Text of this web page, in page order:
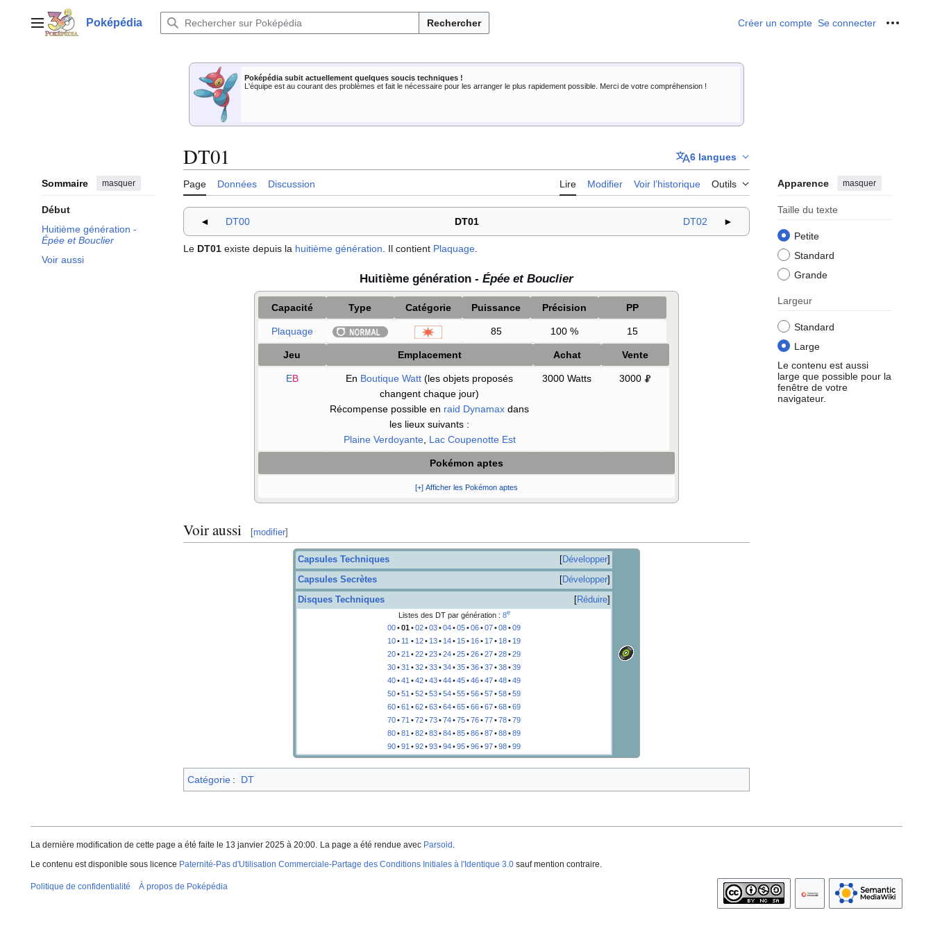
contenuMenu principalPoképédia Rechercher Créer un compte Se connecter Outils
Poképédia subit actuellement quelques soucis techniques !
L'équipe est au courant des problèmes et fait le nécessaire pour les arranger le plus rapidement possible. Merci de votre compréhension !
Sommaire masquer
Début
Huitième génération -
Épée et Bouclier
Voir aussi
DT01 6 langues
Page Données Discussion Lire Modifier Voir l’historique Outils Apparence masquer
Taille du texte
Petite
Standard
Grande
Largeur
Standard
Large
Le contenu est aussi
large que possible pour la
fenêtre de votre
navigateur.
◄ DT00 DT01 DT02 ►
Le DT01 existe depuis la huitième génération . Il contient Plaquage
Huitième génération - Épée et Bouclier
Capacité Type Catégorie Puissance Précision PP
Plaquage 85 100 % 15
Jeu Emplacement Achat Vente
EB En Boutique Watt (les objets proposés
changent chaque jour)
Récompense possible en raid Dynamax dans
les lieux suivants :
Plaine Verdoyante, Lac Coupenotte Est
3000 Watts 3000
Pokémon aptes
[+] Afficher les Pokémon aptes
Voir aussi [modifier]
Développer
Capsules Techniques
Développer
Capsules Secrètes
Réduire
Disques Techniques
Listes des DT par génération : 8e
00•01 •02•03•04•05•06•07•08•09
10• 11 • 12• 13• 14• 15• 16• 17• 18• 19
20•21 •22•23•24•25•26•27•28•29
30•31 •32•33•34•35•36•37•38•39
40•41 •42•43•44•45•46•47•48•49
50•51 •52•53•54•55•56•57•58•59
60•61 •62•63•64•65•66•67•68•69
70•71 •72•73•74•75•76•77•78•79
80•81 •82•83•84•85•86•87•88•89
90•91 •92•93•94•95•96•97•98•99
Catégorie : DT
La dernière modification de cette page a été faite le 13 janvier 2025 à 20:00. La page a été rendue avec Parsoid.
Le contenu est disponible sous licence Paternité-Pas d'Utilisation Commerciale-Partage des Conditions Initiales à l'Identique 3.0 sauf mention contraire.
Politique de confidentialité À propos de Poképédia